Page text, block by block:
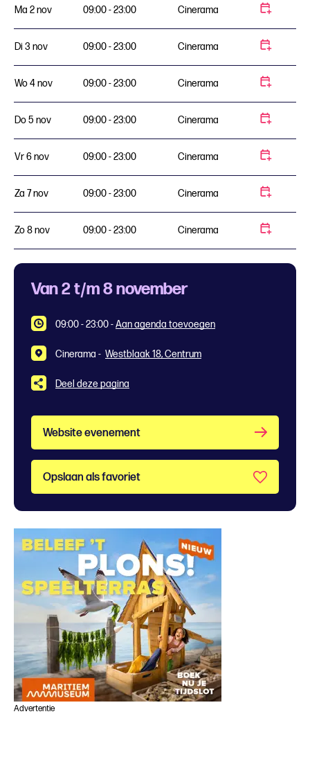
Ma 2 nov 09:00 - 23:00 Cinerama
Di 3 nov 09:00 - 23:00 Cinerama
Wo 4 nov 09:00 - 23:00 Cinerama
Do 5 nov 09:00 - 23:00 Cinerama
Vr 6 nov 09:00 - 23:00 Cinerama
Za 7 nov 09:00 - 23:00 Cinerama
Zo 8 nov 09:00 - 23:00 Cinerama
Van 2 t/m 8 november
09:00 - 23:00-Aan agenda toevoegen
Cinerama - Westblaak 18, Centrum
Deel deze pagina
Website evenement
Opslaan als favoriet
Advertentie